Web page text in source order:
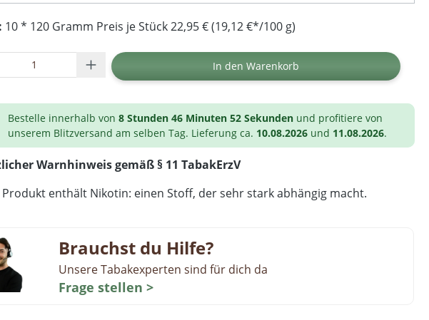
10 * 120 Gramm Preis je Stück 22,95 € (19,12 €*/100 g)
Anzahl: Gib den gewünschten Wert ein oder
In den Warenkorb
Bestelle innerhalb von 8 Stunden 46 Minuten 51 Sekunden und profitiere von
unserem Blitzversand am selben Tag. Lieferung ca. 10.08.2026 und 11.08.2026.
Warnhinweis gemäß § 11 TabakErzV
Produkt enthält Nikotin: einen Stoff, der sehr stark abhängig macht.
Brauchst du Hilfe?
Unsere Tabakexperten sind für dich da
Frage stellen >